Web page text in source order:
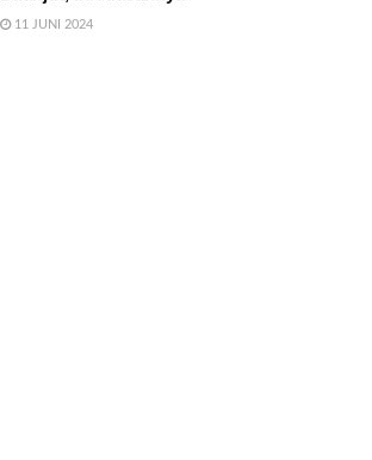
11 JUNI 2024